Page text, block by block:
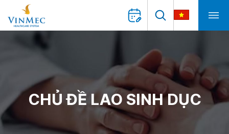
CHỦ ĐỀ LAO SINH DỤC